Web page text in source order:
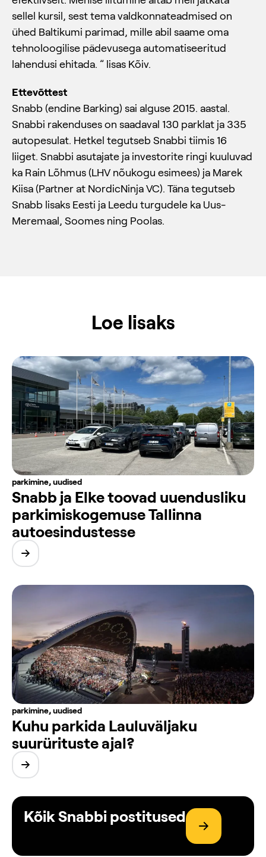
sellel kursil, sest tema valdkonnateadmised on
ühed Baltikumi parimad, mille abil saame oma
tehnoloogilise pädevusega automatiseeritud
lahendusi ehitada. ” lisas Kõiv.
Ettevõttest
Snabb (endine Barking) sai alguse 2015. aastal.
Snabbi rakenduses on saadaval 130 parklat ja 335
autopesulat. Hetkel tegutseb Snabbi tiimis 16
liiget. Snabbi asutajate ja investorite ringi kuuluvad
ka Rain Lõhmus (LHV nõukogu esimees) ja Marek
Kiisa (Partner at NordicNinja VC). Täna tegutseb
Snabb lisaks Eesti ja Leedu turgudele ka Uus-
Meremaal, Soomes ning Poolas.
Loe lisaks
parkimine,uudised
Snabb ja Elke toovad uuendusliku
parkimiskogemuse Tallinna
autoesindustesse
parkimine,uudised
Kuhu parkida Lauluväljaku
suurürituste ajal?
Kõik Snabbi postitused